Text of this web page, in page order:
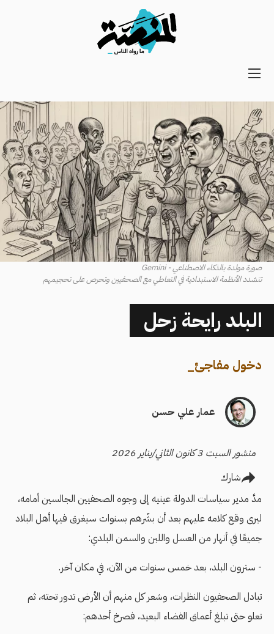
Main
Secondary
Navigation
صورة مولدة بالذكاء الاصطناعي - Gemini
تتشدد الأنظمة الاستبدادية في التعاطي مع الصحفيين وتحرص على تحجيمهم
البلد رايحة زحل
دخول مفاجئ_
عمار علي حسن
منشور السبت 3 كانون الثاني/يناير 2026
شارك
مدَّ مدير سياسات الدولة عينيه إلى وجوه الصحفيين الجالسين أمامه،
ليرى وقع كلامه عليهم بعد أن بشّرهم بسنوات سيغرق فيها أهل البلاد
جميعًا في أنهار من العسل واللبن والسمن البلدي:
- سترون البلد، بعد خمس سنوات من الآن، في مكان آخر.
تبادل الصحفيون النظرات، وشعر كل منهم أن الأرض تدور تحته، ثم
تعلو حتى تبلغ أعماق الفضاء البعيد، فصرخ أحدهم: